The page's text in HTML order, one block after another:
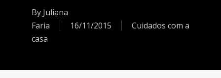
By Juliana
Faria
16/11/2015
Cuidados com a
casa